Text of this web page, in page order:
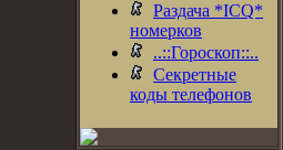
Раздача *ICQ*
номерков
..::Гороскоп::..
Секретные
коды телефонов